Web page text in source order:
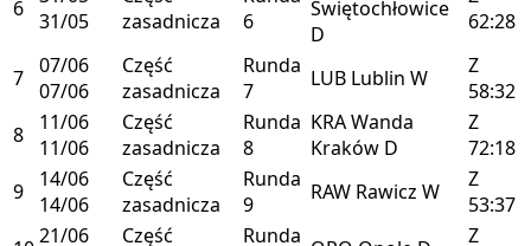
6 31/05
zasadnicza
6
Świętochłowice
D
62:28
7 07/06
07/06
Część
zasadnicza
Runda
7
LUB Lublin W
Z
58:32
8
11/06
11/06
Część
zasadnicza
Runda
8
KRAWanda
Kraków D
Z
72:18
9
14/06
14/06
Część
zasadnicza
Runda
9
RAW Rawicz W
Z
53:37
21/06
Część
Runda
Z